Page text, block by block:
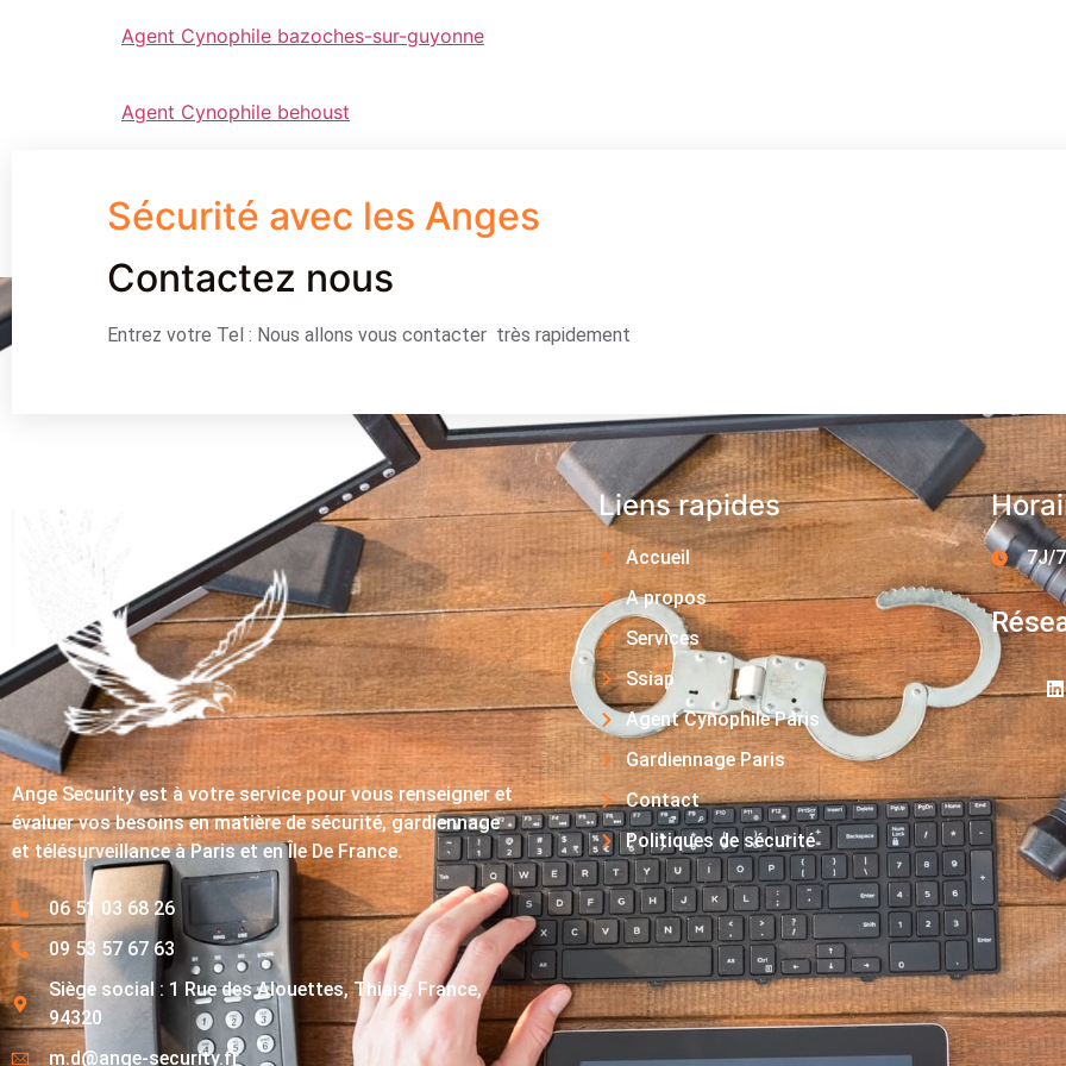
Agent Cynophile bazoches-sur-guyonne
Agent Cynophile behoust
Sécurité avec les Anges
Contactez nous
Entrez votre Tel : Nous allons vous contacter très rapidement
Ange Security est à votre service pour vous renseigner et
évaluer vos besoins en matière de sécurité, gardiennage
et télésurveillance à Paris et en Île De France.
06 51 03 68 26
09 53 57 67 63
Siège social : 1 Rue des Alouettes, Thiais, France,
94320
m.d@ange-security.fr
Liens rapides
Accueil
A propos
Services
Ssiap
Agent Cynophile Paris
Gardiennage Paris
Contact
Politiques de sécurité
7J/